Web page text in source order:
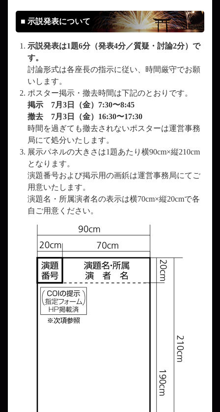
■ 示説発表について
示説発表は1題6分（発表4分／質疑・討論2分）で
す。
討論形式は各座長の指示に従い、時間厳守でお願
いします。
ポスター掲示・撤去時間は下記のとおりです。
掲示 7月3日（金）7:30〜8:45
撤去 7月3日（金）16:30〜17:30
時間を過ぎても撤去されないポスターは運営事務
局にて処分いたします。
展示パネルの大きさは1題あたり横90cm×縦210cm
となります。
演題番号および掲示用の画鋲は運営事務局にてご
用意いたします。
演題名・所属演者名の表示は横70cm×縦20cmで各
自ご用意ください。